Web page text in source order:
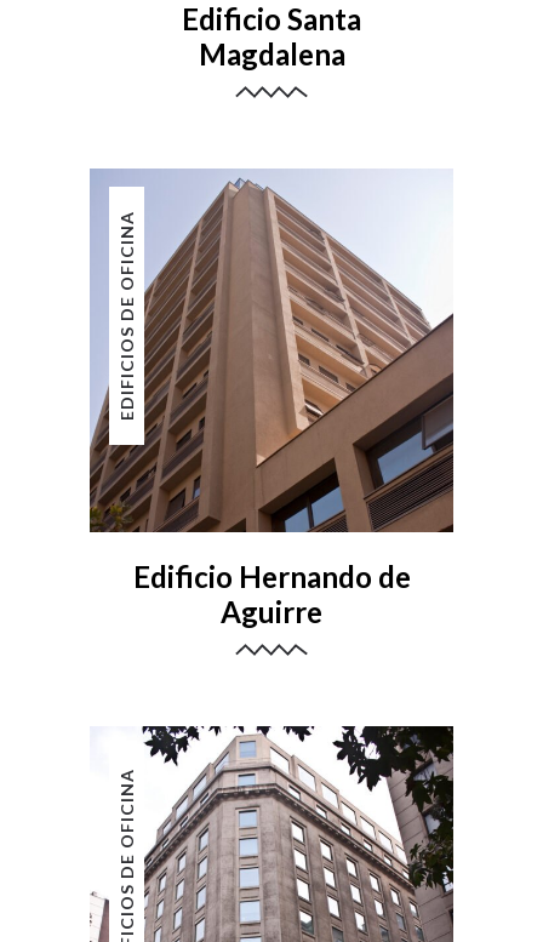
Edificio Santa
Magdalena
EDIFICIOS DE OFICINA
Edificio Hernando de
Aguirre
EDIFICIOS DE OFICINA